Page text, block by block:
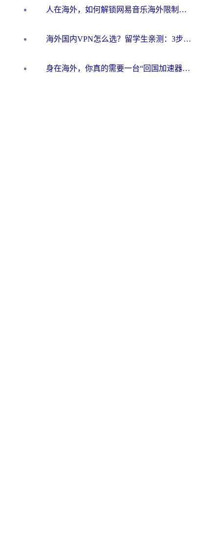
人在海外，如何解锁网易音乐海外限制？这份真实指南给你答案
海外国内VPN怎么选？留学生亲测：3步找到能无缝刷剧玩游戏的加速器
身在海外，你真的需要一台“回国加速器”吗？免费的是否靠谱？